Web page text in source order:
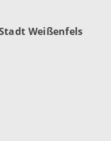
Weißenfels